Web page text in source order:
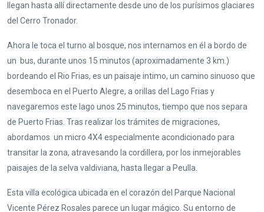
llegan hasta allí directamente desde uno de los purísimos glaciares
del Cerro Tronador.
Ahora le toca el turno al bosque, nos internamos en él a bordo de
un bus, durante unos 15 minutos (aproximadamente 3 km.)
bordeando el Rio Frias, es un paisaje intimo, un camino sinuoso que
desemboca en el Puerto Alegre, a orillas del Lago Frias y
navegaremos este lago unos 25 minutos, tiempo que nos separa
de Puerto Frias. Tras realizar los trámites de migraciones,
abordamos un micro 4X4 especialmente acondicionado para
transitar la zona, atravesando la cordillera, por los inmejorables
paisajes de la selva valdiviana, hasta llegar a Peulla.
Esta villa ecológica ubicada en el corazón del Parque Nacional
Vicente Pérez Rosales parece un lugar mágico. Su entorno de